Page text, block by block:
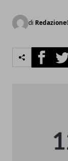
di Redazione
Facebook